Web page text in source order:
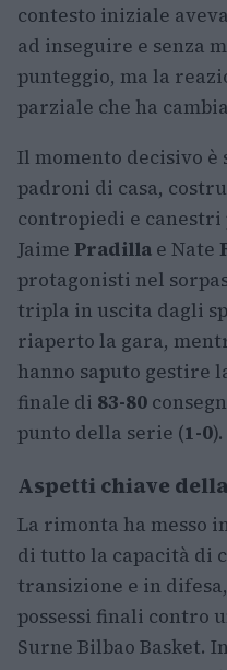
contesto iniziale
ad inseguire e senza
punteggio, ma la
parziale che ha
Il momento decisivo è
padroni di casa,
contropiedi e canestri
Jaime Pradilla e Nate
protagonisti nel
tripla in uscita dagli
riaperto la gara,
hanno saputo gestire
finale di 83-80
punto della serie (1-0).
Aspetti chiave
La rimonta ha messo
di tutto la capacità di
transizione e in
possessi finali contro
Surne Bilbao Basket.